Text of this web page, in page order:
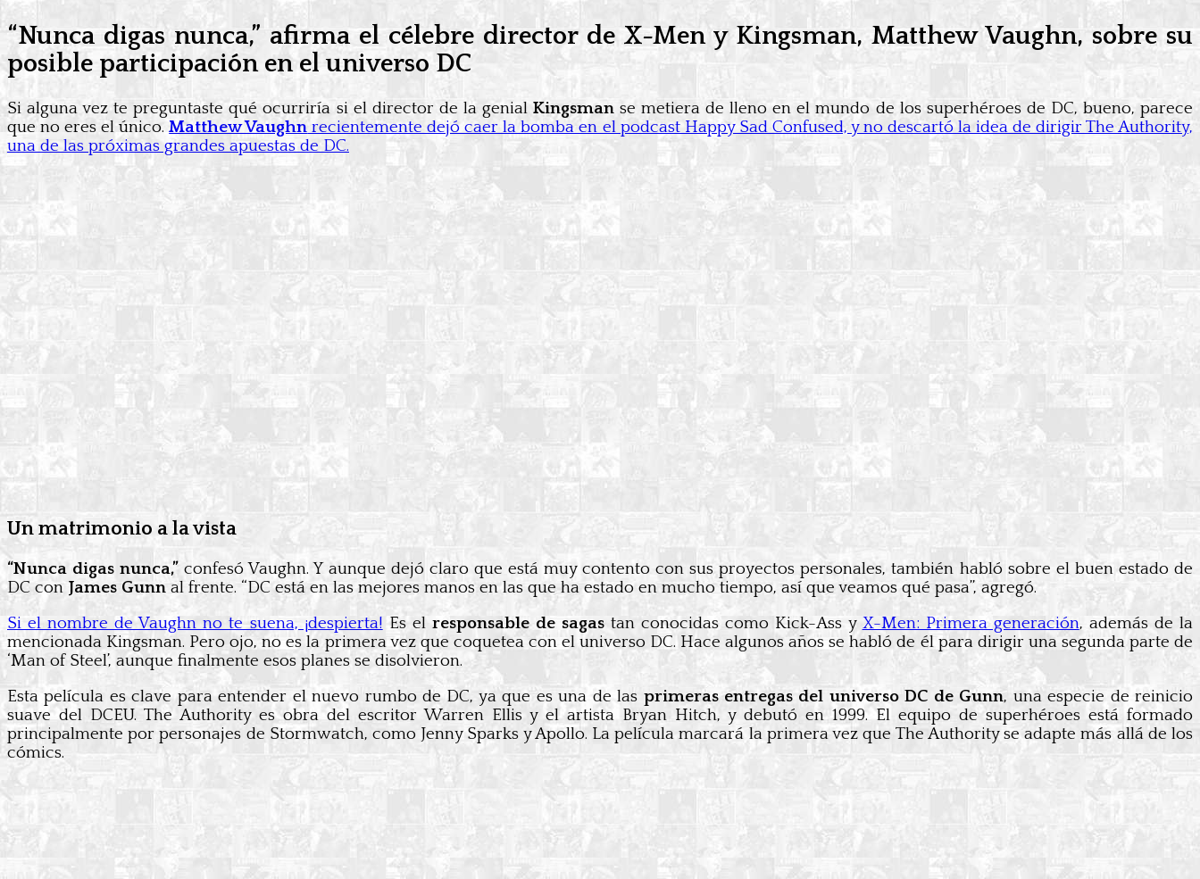
“Nunca digas nunca,” afirma el célebre director de X-Men y Kingsman, Matthew Vaughn, sobre su
posible participación en el universo DC
Si alguna vez te preguntaste qué ocurriría si el director de la genial Kingsmanse metiera de lleno en el mundo de los superhéroes de DC, bueno, parece
que no eres el único.Matthew Vaughn recientemente dejó caer la bomba en el podcast Happy Sad Confused, y no descartó la idea de dirigir The Authority,
una de las próximas grandes apuestas de DC.
Un matrimonio a la vista
“Nunca digas nunca,” confesó Vaughn. Y aunque dejó claro que está muy contento con sus proyectos personales, también habló sobre el buen estado de
DC con James Gunn al frente. “DC está en las mejores manos en las que ha estado en mucho tiempo, así que veamos qué pasa”, agregó.
Si el nombre de Vaughn no te suena, ¡despierta! Es el responsable de sagas tan conocidas como Kick-Ass y X-Men: Primera generación, además de la
mencionada Kingsman. Pero ojo, no es la primera vez que coquetea con el universo DC. Hace algunos años se habló de él para dirigir una segunda parte de
‘Man of Steel’, aunque finalmente esos planes se disolvieron.
Esta película es clave para entender el nuevo rumbo de DC, ya que es una de las primeras entregas del universo DC de Gunn, una especie de reinicio
suave del DCEU. The Authority es obra del escritor Warren Ellis y el artista Bryan Hitch, y debutó en 1999. El equipo de superhéroes está formado
principalmente por personajes de Stormwatch, como Jenny Sparks y Apollo. La película marcará la primera vez que The Authority se adapte más allá de los
cómics.